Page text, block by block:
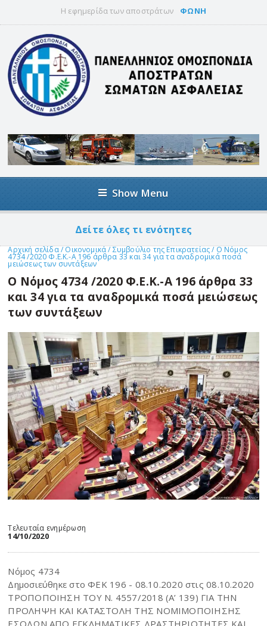
Η εφημερίδα των αποστράτων ΦΩΝΗ
Show Menu
Δείτε όλες τι ενότητες
Αρχική σελίδα/Οικονομικά/ Συμβούλιο της Επικρατείας/ Ο Νόμος
4734 /2020 Φ.Ε.Κ.-Α 196 άρθρα 33 και 34 για τα αναδρομικά ποσά
μειώσεως των συντάξεων
Ο Νόμος 4734 /2020 Φ.Ε.Κ.-Α 196 άρθρα 33
και 34 για τα αναδρομικά ποσά μειώσεως
των συντάξεων
Τελευταία ενημέρωση
14/10/2020
Νόμος 4734
Δημοσιεύθηκε στο ΦΕΚ 196 - 08.10.2020 στις 08.10.2020
ΤΡΟΠΟΠΟΙΗΣΗ ΤΟΥ Ν. 4557/2018 (Α’ 139) ΓΙΑ ΤΗΝ
ΠΡΟΛΗΨΗ ΚΑΙ ΚΑΤΑΣΤΟΛΗ ΤΗΣ ΝΟΜΙΜΟΠΟΙΗΣΗΣ
ΕΣΟΔΩΝ ΑΠΟ ΕΓΚΛΗΜΑΤΙΚΕΣ ΔΡΑΣΤΗΡΙΟΤΗΤΕΣ ΚΑΙ